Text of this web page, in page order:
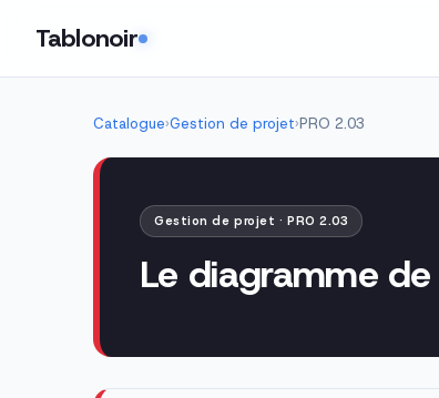
Tablonoir
Catalogue›Gestion de projet›PRO 2.03
Gestion de projet · PRO 2.03
Le diagramme